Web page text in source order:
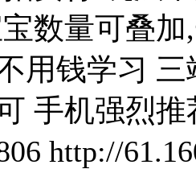
数量可叠
用钱学习
手机强烈
http://